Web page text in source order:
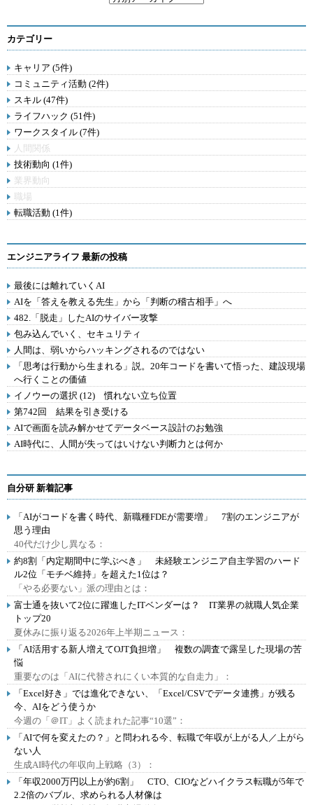
カテゴリー
キャリア (5件)
コミュニティ活動 (2件)
スキル (47件)
ライフハック (51件)
ワークスタイル (7件)
人間関係
技術動向 (1件)
業界動向
職場
転職活動 (1件)
エンジニアライフ 最新の投稿
最後には離れていくAI
AIを「答えを教える先生」から「判断の稽古相手」へ
482.「脱走」したAIのサイバー攻撃
包み込んでいく、セキュリティ
人間は、弱いからハッキングされるのではない
「思考は行動から生まれる」説。20年コードを書いて悟った、建設現場
へ行くことの価値
イノウーの選択 (12) 慣れない立ち位置
第742回 結果を引き受ける
AIで画面を読み解かせてデータベース設計のお勉強
AI時代に、人間が失ってはいけない判断力とは何か
自分研 新着記事
「AIがコードを書く時代、新職種FDEが需要増」 7割のエンジニアが
思う理由
40代だけ少し異なる：
約8割「内定期間中に学ぶべき」 未経験エンジニア自主学習のハード
ル2位「モチベ維持」を超えた1位は？
「やる必要ない」派の理由とは：
富士通を抜いて2位に躍進したITベンダーは？ IT業界の就職人気企業
トップ20
夏休みに振り返る2026年上半期ニュース：
「AI活用する新人増えてOJT負担増」 複数の調査で露呈した現場の苦
悩
重要なのは「AIに代替されにくい本質的な自走力」：
「Excel好き」では進化できない、「Excel/CSVでデータ連携」が残る
今、AIをどう使うか
今週の「＠IT」よく読まれた記事“10選”：
「AIで何を変えたの？」と問われる今、転職で年収が上がる人／上がら
ない人
生成AI時代の年収向上戦略（3）：
「年収2000万円以上が約6割」 CTO、CIOなどハイクラス転職が5年で
2.2倍のバブル、求められる人材像は